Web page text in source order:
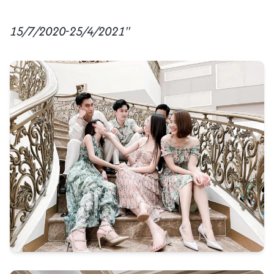
15/7/2020-25/4/2021''